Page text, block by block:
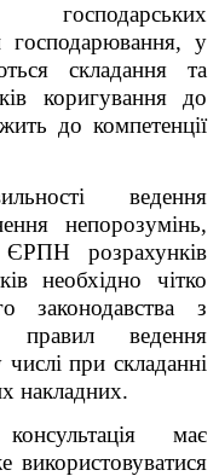
господарювання, у
складання та
коригування до
до компетенції
ведення
непорозумінь,
розрахунків
необхідно чітко
законодавства з
правил ведення
при складанні
накладних.
має
використовуватися